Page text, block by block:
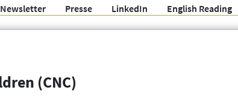
Newsletter Presse LinkedIn English Reading
für Entwicklung und
(CNC)